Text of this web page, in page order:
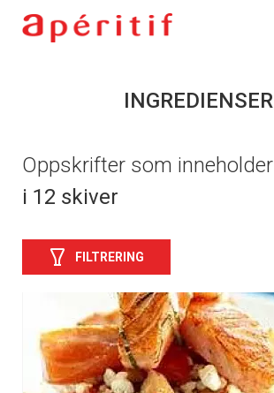
INGREDIENSER
Oppskrifter som inneholder
i 12 skiver
FILTRERING